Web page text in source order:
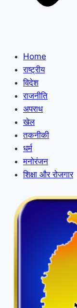
Home
राष्ट्रीय
विदेश
राजनीति
अपराध
खेल
तकनीकी
धर्म
मनोरंजन
शिक्षा और रोजगार